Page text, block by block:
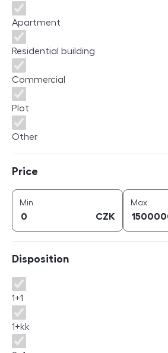
Apartment
Residential building
Commercial
Plot
Other
Price
Min
CZK
Maxprice (
Disposition
Disposition
1+1
1+kk